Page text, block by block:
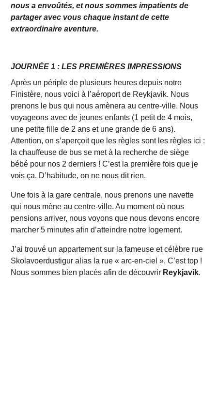
nous a envoûtés, et nous sommes impatients de
partager avec vous chaque instant de cette
extraordinaire aventure.
JOURNÉE 1 : LES PREMIÈRES IMPRESSIONS
Après un périple de plusieurs heures depuis notre
Finistère, nous voici à l’aéroport de Reykjavik. Nous
prenons le bus qui nous amènera au centre-ville. Nous
voyageons avec de jeunes enfants (1 petit de 4 mois,
une petite fille de 2 ans et une grande de 6 ans).
Attention, on s’aperçoit que les règles sont les règles ici :
la chauffeuse de bus se met à la recherche de siège
bébé pour nos 2 derniers ! C’est la première fois que je
vois ça. D’habitude, on ne nous dit rien.
Une fois à la gare centrale, nous prenons une navette
qui nous mène au centre-ville. Au moment où nous
pensions arriver, nous voyons que nous devons encore
marcher 5 minutes afin d’atteindre notre logement.
J’ai trouvé un appartement sur la fameuse et célèbre rue
Skolavoerdustigur alias la rue « arc-en-ciel ». C’est top !
Nous sommes bien placés afin de découvrir Reykjavik.